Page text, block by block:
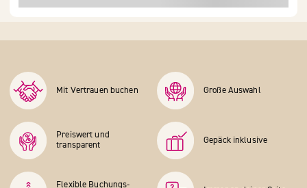
Mit Vertrauen buchen Große Auswahl
Preiswert und
transparent
Gepäck inklusive
Flexible Buchungs­